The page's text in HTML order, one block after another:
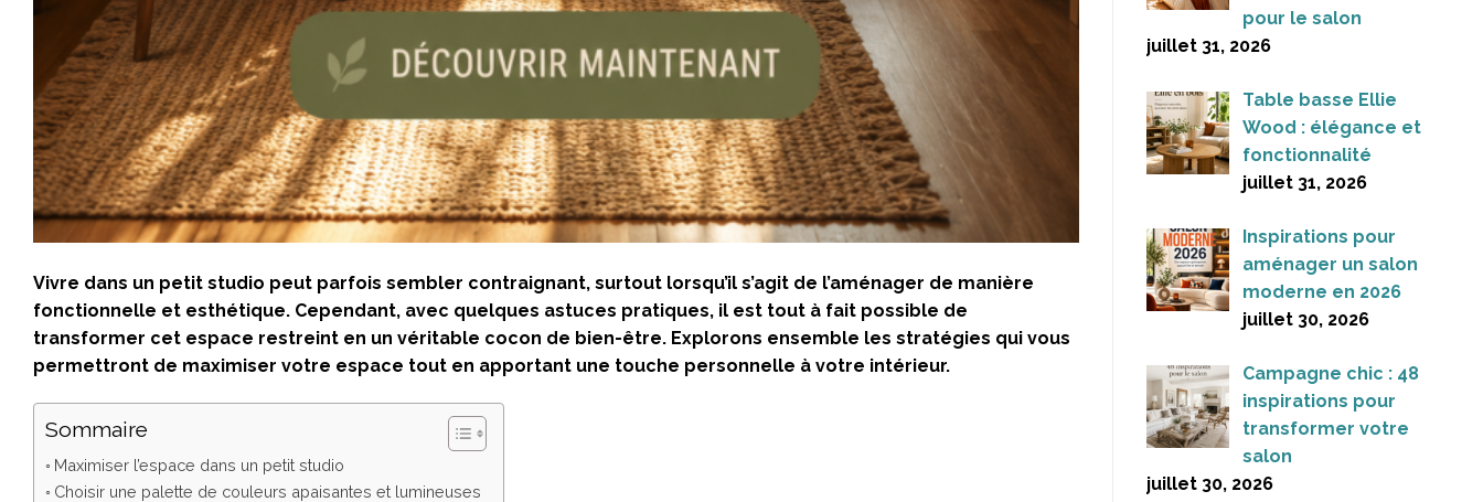
Vivre dans un petit studio peut parfois sembler contraignant, surtout lorsqu’il s’agit de l’aménager de manière
fonctionnelle et esthétique. Cependant, avec quelques astuces pratiques, il est tout à fait possible de
transformer cet espace restreint en un véritable cocon de bien-être. Explorons ensemble les stratégies qui vous
permettront de maximiser votre espace tout en apportant une touche personnelle à votre intérieur.
Sommaire
Maximiser l’espace dans un petit studio
Choisir une palette de couleurs apaisantes et lumineuses
pour le salon
juillet 31, 2026
Table basse Ellie
Wood : élégance et
fonctionnalité
juillet 31, 2026
Inspirations pour
aménager un salon
moderne en 2026
juillet 30, 2026
Campagne chic : 48
inspirations pour
transformer votre
salon
juillet 30, 2026